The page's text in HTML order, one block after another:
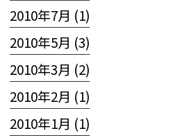
2010年7月 (1)
2010年5月 (3)
2010年3月 (2)
2010年2月 (1)
2010年1月 (1)